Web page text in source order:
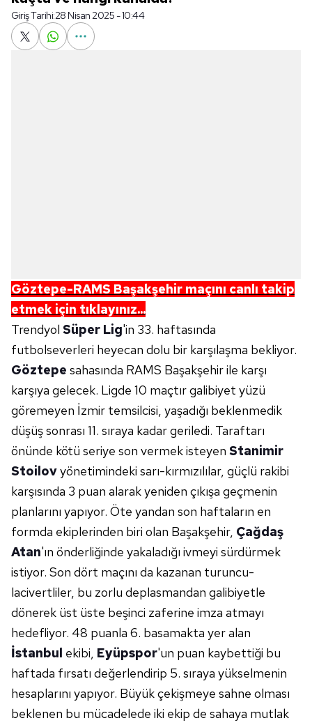
Giriş Tarihi:28 Nisan 2025 - 10:44
Göztepe-RAMS Başakşehir maçını canlı takip
etmek için tıklayınız...
Trendyol Süper Lig'in 33. haftasında
futbolseverleri heyecan dolu bir karşılaşma bekliyor.
Göztepe sahasında RAMS Başakşehir ile karşı
karşıya gelecek. Ligde 10 maçtır galibiyet yüzü
göremeyen İzmir temsilcisi, yaşadığı beklenmedik
düşüş sonrası 11. sıraya kadar geriledi. Taraftarı
önünde kötü seriye son vermek isteyen Stanimir
Stoilovyönetimindeki sarı-kırmızılılar, güçlü rakibi
karşısında 3 puan alarak yeniden çıkışa geçmenin
planlarını yapıyor. Öte yandan son haftaların en
formda ekiplerinden biri olan Başakşehir, Çağdaş
Atan'ın önderliğinde yakaladığı ivmeyi sürdürmek
istiyor. Son dört maçını da kazanan turuncu-
lacivertliler, bu zorlu deplasmandan galibiyetle
dönerek üst üste beşinci zaferine imza atmayı
hedefliyor. 48 puanla 6. basamakta yer alan
İstanbul ekibi, Eyüpspor'un puan kaybettiği bu
haftada fırsatı değerlendirip 5. sıraya yükselmenin
hesaplarını yapıyor. Büyük çekişmeye sahne olması
beklenen bu mücadelede iki ekip de sahaya mutlak